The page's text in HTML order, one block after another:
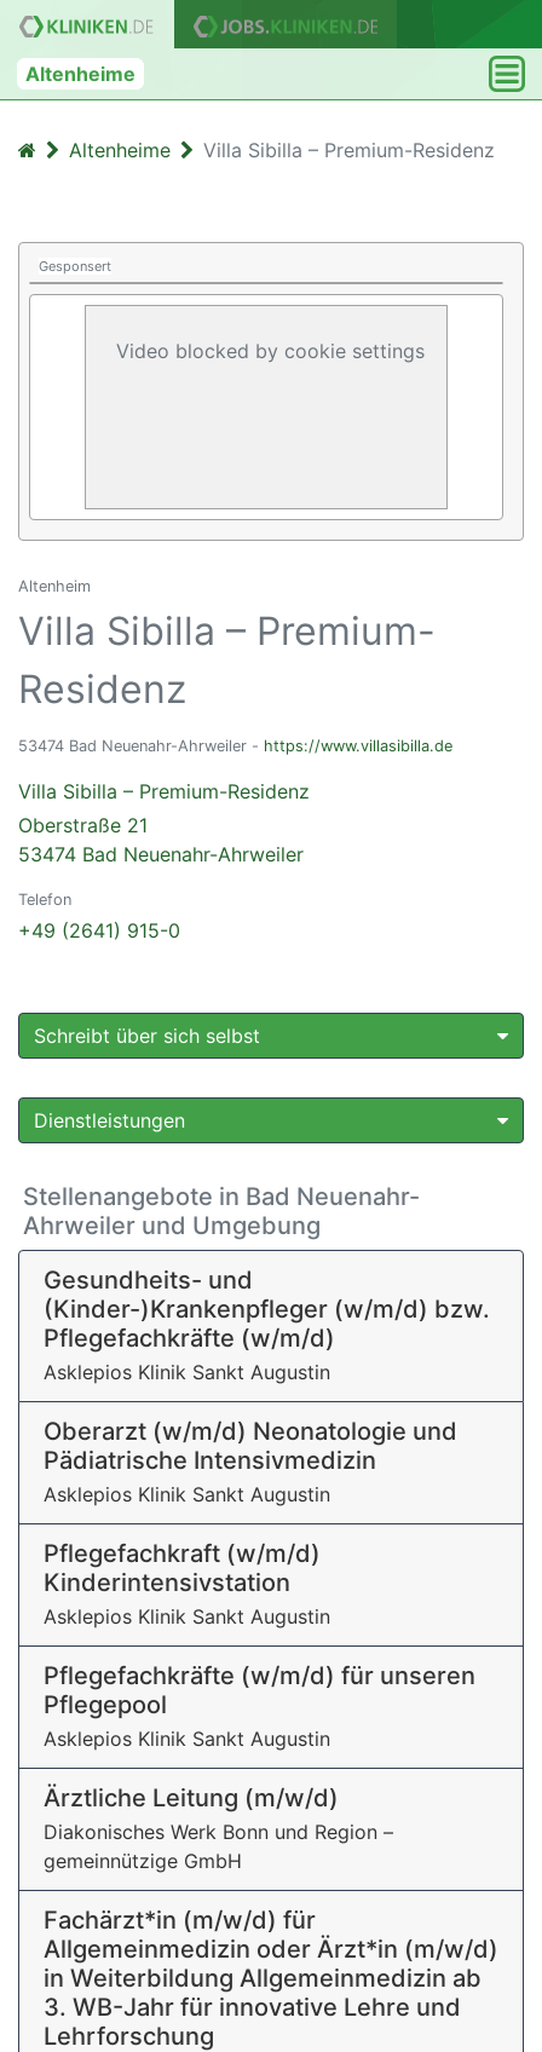
Altenheime
Altenheime Villa Sibilla – Premium-Residenz
Gesponsert
Video blocked by cookie settings
Altenheim
Villa Sibilla – Premium-
Residenz
53474 Bad Neuenahr-Ahrweiler - https://www.villasibilla.de
Villa Sibilla – Premium-Residenz
Oberstraße 21
53474 Bad Neuenahr-Ahrweiler
Telefon
+49 (2641) 915-0
Schreibt über sich selbst
Dienstleistungen
Stellenangebote in Bad Neuenahr-
Ahrweiler und Umgebung
Gesundheits- und
(Kinder-)Krankenpfleger (w/m/d) bzw.
Pflegefachkräfte (w/m/d)
Asklepios Klinik Sankt Augustin
Oberarzt (w/m/d) Neonatologie und
Pädiatrische Intensivmedizin
Asklepios Klinik Sankt Augustin
Pflegefachkraft (w/m/d)
Kinderintensivstation
Asklepios Klinik Sankt Augustin
Pflegefachkräfte (w/m/d) für unseren
Pflegepool
Asklepios Klinik Sankt Augustin
Ärztliche Leitung (m/w/d)
Diakonisches Werk Bonn und Region –
gemeinnützige GmbH
Fachärzt*in (m/w/d) für
Allgemeinmedizin oder Ärzt*in (m/w/d)
in Weiterbildung Allgemeinmedizin ab
3. WB-Jahr für innovative Lehre und
Lehrforschung